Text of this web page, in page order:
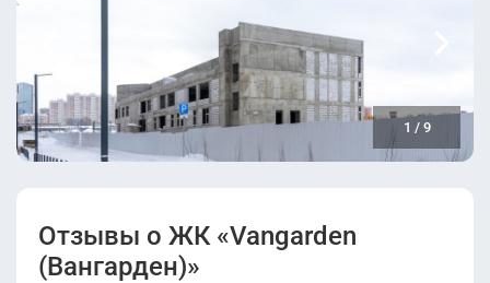
1 / 9
Отзывы о ЖК «Vangarden
(Вангарден)»